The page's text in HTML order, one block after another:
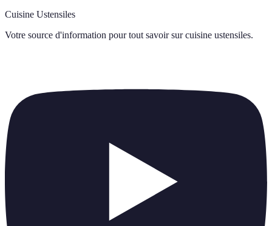
Cuisine Ustensiles
Votre source d'information pour tout savoir sur cuisine ustensiles.